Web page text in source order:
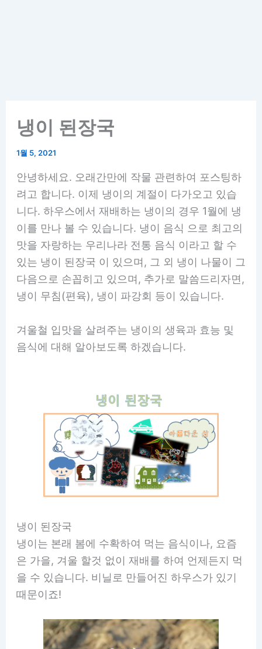
냉이 된장국
1월 5, 2021
안녕하세요. 오래간만에 작물 관련하여 포스팅하
려고 합니다. 이제 냉이의 계절이 다가오고 있습
니다. 하우스에서 재배하는 냉이의 경우 1월에 냉
이를 만나 볼 수 있습니다. 냉이 음식 으로 최고의
맛을 자랑하는 우리나라 전통 음식 이라고 할 수
있는 냉이 된장국 이 있으며, 그 외 냉이 나물이 그
다음으로 손꼽히고 있으며, 추가로 말씀드리자면,
냉이 무침(편육), 냉이 파강회 등이 있습니다.
겨울철 입맛을 살려주는 냉이의 생육과 효능 및
음식에 대해 알아보도록 하겠습니다.
냉이 된장국
냉이는 본래 봄에 수확하여 먹는 음식이나, 요즘
은 가을, 겨울 할것 없이 재배를 하여 언제든지 먹
을 수 있습니다. 비닐로 만들어진 하우스가 있기
때문이죠!